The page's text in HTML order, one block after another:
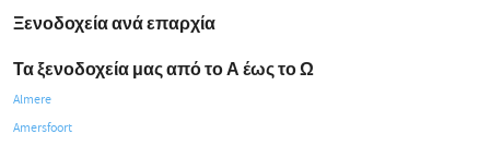
Ξενοδοχεία ανά επαρχία
Τα ξενοδοχεία μας από το Α έως το Ω
Almere
Amersfoort